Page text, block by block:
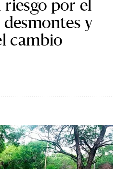
por el
y
cambio